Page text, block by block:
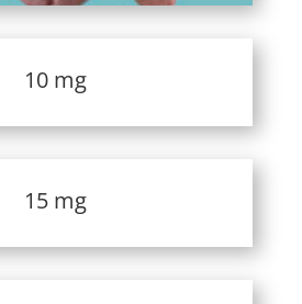
10 mg
15 mg